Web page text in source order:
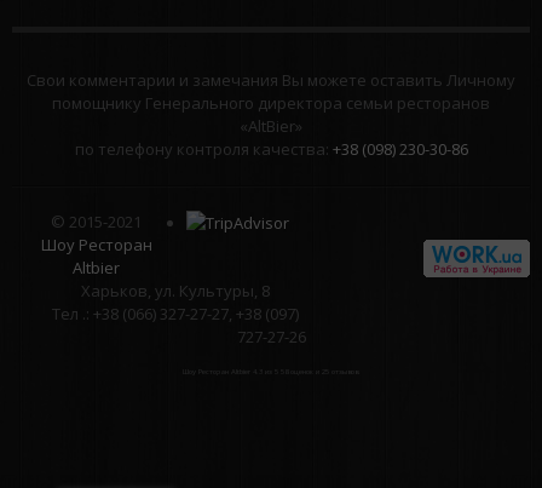
Свои комментарии и замечания Вы можете оставить Личному
помощнику Генерального директора семьи ресторанов
«AltBier»
по телефону контроля качества: +38 (098) 230-30-86
© 2015-2021
Шоу Ресторан
Altbier
Харьков, ул. Культуры, 8
Тел .: +38 (066) 327-27-27, +38 (097)
727-27-26
Шоу Ресторан Altbier 4.3 оценок и